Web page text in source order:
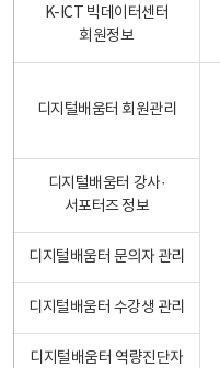
K-ICT 빅데이터센터
회원정보
디지털배움터 회원관리
디지털배움터 강사·
서포터즈 정보
디지털배움터 문의자 관리
디지털배움터 수강생 관리
디지털배움터 역량진단자